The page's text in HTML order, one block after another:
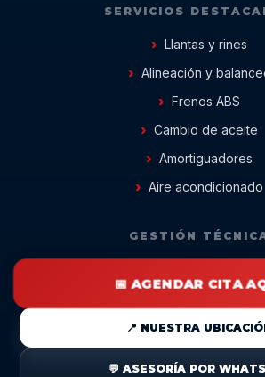
SERVICIOS
Llantas y rines
Alineación y
Frenos ABS
Cambio de aceite
Amortiguadores
Aire acondicionado
GESTIÓN
📅 AGENDAR CITA
📍 NUESTRA
💬 ASESORÍA POR